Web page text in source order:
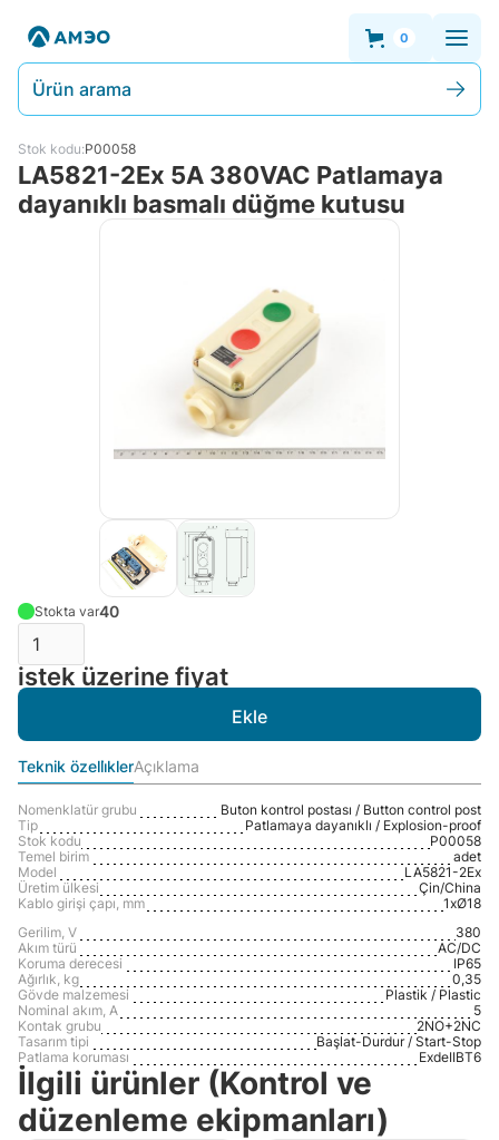
0
Ürün arama
Stok kodu:P00058
LA5821-2Ex 5A 380VAC Patlamaya
dayanıklı basmalı düğme kutusu
Stokta var40
istek üzerine fiyat
Teknik özelli̇klerAçıklama
Nomenklatür grubu
Buton kontrol postası / Button control post
Tip
Patlamaya dayanıklı / Explosion-proof
Stok kodu
P00058
Temel birim
adet
Model
LA5821-2Ex
Üretim ülkesi
Çin/Сhina
Kablo girişi çapı, mm
1xØ18
Gerilim, V
380
Akım türü
AC/DC
Koruma derecesi
IP65
Ağırlık, kg
0,35
Gövde malzemesi
Plastik / Plastic
Nominal akım, A
5
Kontak grubu
2NO+2NC
Tasarım tipi
Başlat-Durdur / Start-Stop
Patlama koruması
ExdeIIBT6
İlgili ürünler (Kontrol ve
düzenleme ekipmanları)